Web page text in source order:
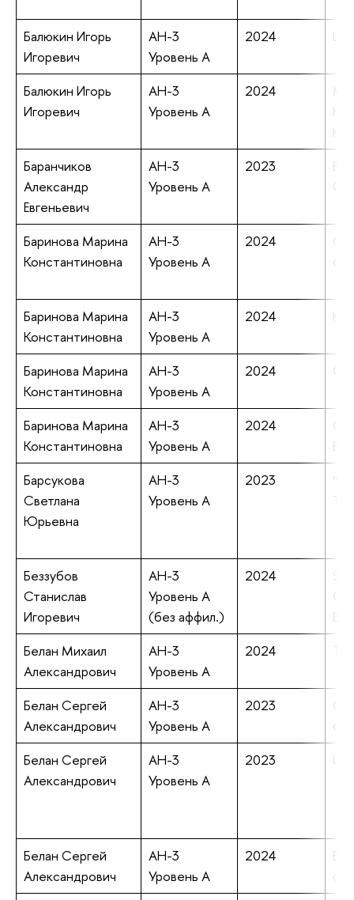
Балюкин Игорь
Игоревич
АН-3
Уровень А
2024
Балюкин Игорь
Игоревич
АН-3
Уровень А
2024
Баранчиков
Александр
Евгеньевич
АН-3
Уровень А
2023
Баринова Марина
Константиновна
АН-3
Уровень А
2024
Баринова Марина
Константиновна
АН-3
Уровень А
2024
Баринова Марина
Константиновна
АН-3
Уровень А
2024
Баринова Марина
Константиновна
АН-3
Уровень А
2024
On
Барсукова
Светлана
Юрьевна
АН-3
Уровень А
2023
Беззубов
Станислав
Игоревич
АН-3
Уровень А
(без аффил.)
2024
Белан Михаил
Александрович
АН-3
Уровень А
2024
Белан Сергей
Александрович
АН-3
Уровень А
2023
Белан Сергей
Александрович
АН-3
Уровень А
2023
Белан Сергей
Александрович
АН-3
Уровень А
2024